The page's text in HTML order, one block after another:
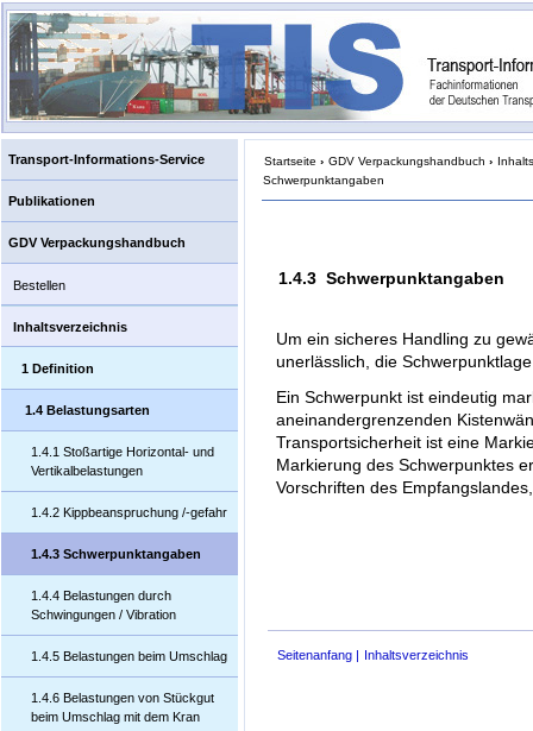
Transport-Informations-Service
Publikationen
GDV Verpackungshandbuch
Bestellen
Inhaltsverzeichnis
1 Definition
1.4 Belastungsarten
1.4.1 Stoßartige Horizontal- und
Vertikalbelastungen
1.4.2 Kippbeanspruchung /-gefahr
1.4.3 Schwerpunktangaben
1.4.4 Belastungen durch
Schwingungen / Vibration
1.4.5 Belastungen beim Umschlag
1.4.6 Belastungen von Stückgut
beim Umschlag mit dem Kran
Startseite › GDV Verpackungshandbuch ›
Schwerpunktangaben
1.4.3 Schwerpunktangaben
Um ein sicheres Handling zu
unerlässlich, die
Ein Schwerpunkt ist eindeutig
aneinandergrenzenden
Transportsicherheit ist eine
Markierung des Schwerpunktes
Vorschriften des
Seitenanfang Inhaltsverzeichnis